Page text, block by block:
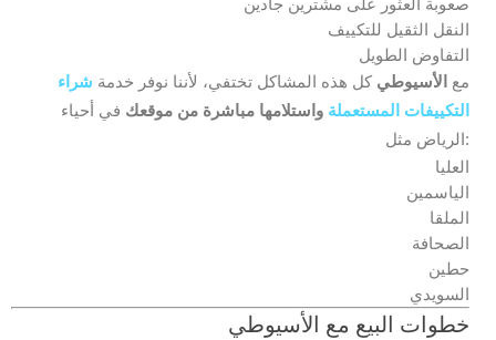
صعوبة العثور على مشترين جادين
النقل الثقيل للتكييف
التفاوض الطويل
مع الأسيوطي كل هذه المشاكل تختفي، لأننا نوفر خدمة شراء
التكييفات المستعملة واستلامها مباشرة من موقعك في أحياء
الرياض مثل:
العليا
الياسمين
الملقا
الصحافة
حطين
السويدي
خطوات البيع مع الأسيوطي